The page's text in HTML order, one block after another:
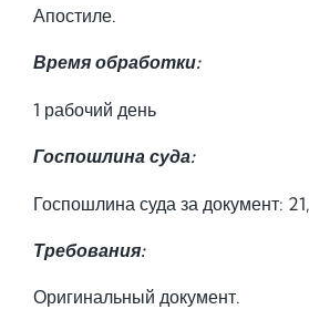
Апостиле.
Время обработки:
1 рабочий день
Госпошлина суда:
Госпошлина суда за документ:
Требования:
Оригинальный документ.